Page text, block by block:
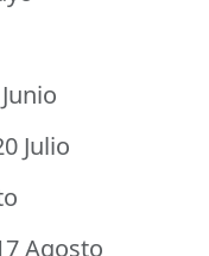
Julio
Agosto